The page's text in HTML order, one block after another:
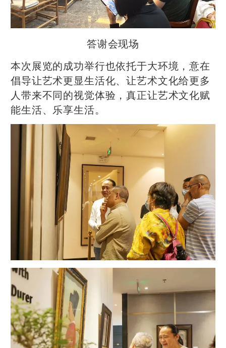
答谢会现场
本次展览的成功举行也依托于大环境，意在
倡导让艺术更显生活化、让艺术文化给更多
人带来不同的视觉体验，真正让艺术文化赋
能生活、乐享生活。